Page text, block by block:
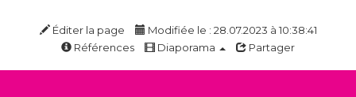
Éditer la page
Modifiée le : 28.07.2023 à 10:38:41
Références
Diaporama Partager